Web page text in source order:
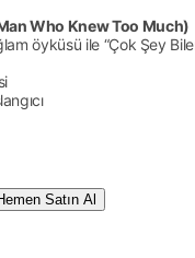
Who Knew Too Much)
öyküsü ile “Çok Şey
Satın Al